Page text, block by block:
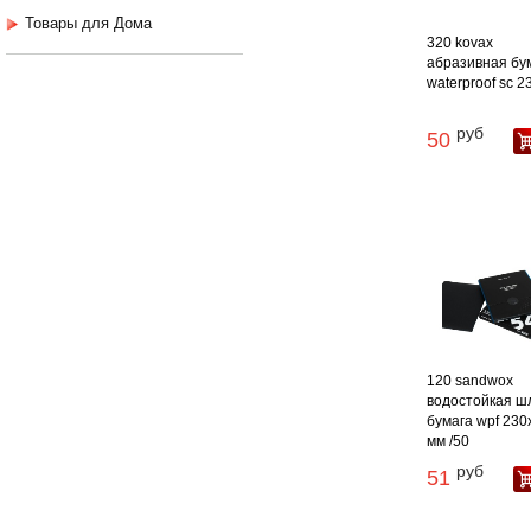
Товары для Дома
320 kovax
абразивная
waterproof sc
50 руб
120 sandwox
водостойкая
бумага wpf
мм /50
51 руб